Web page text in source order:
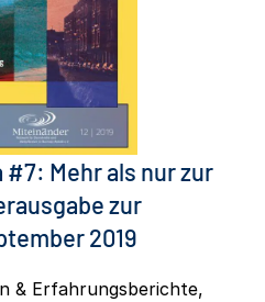
Mehr als nur zur
zur
2019
& Erfahrungsberichte,